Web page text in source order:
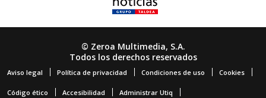
© Zeroa Multimedia, S.A.
Todos los derechos reservados
Aviso legal Política de privacidad Condiciones de uso Cookies
Código ético Accesibilidad Administrar Utiq